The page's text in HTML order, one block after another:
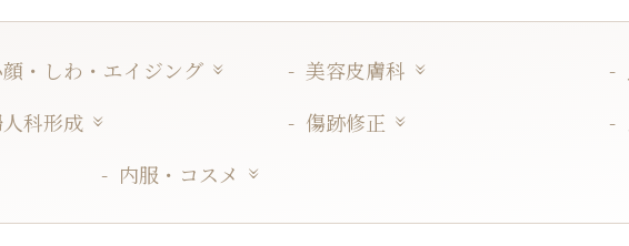
・しわ・エイジング 美容皮膚科
科形成
傷跡修正
内服・コスメ